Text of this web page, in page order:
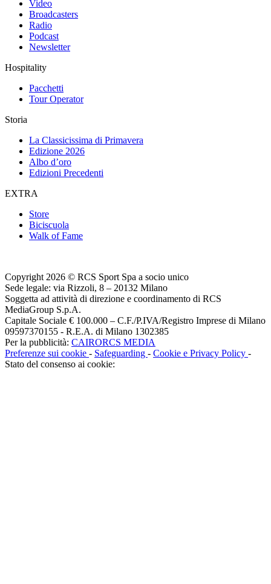
Video
Broadcasters
Radio
Podcast
Newsletter
Hospitality
Pacchetti
Tour Operator
Storia
La Classicissima di Primavera
Edizione 2026
Albo d’oro
Edizioni Precedenti
EXTRA
Store
Biciscuola
Walk of Fame
Copyright 2026 © RCS Sport Spa a socio unico
Sede legale: via Rizzoli, 8 – 20132 Milano
Soggetta ad attività di direzione e coordinamento di RCS
MediaGroup S.p.A.
Capitale Sociale € 100.000 – C.F./P.IVA/Registro Imprese di Milano
09597370155 - R.E.A. di Milano 1302385
Per la pubblicità: CAIRORCS MEDIA
Preferenze sui cookie - Safeguarding - Cookie e Privacy Policy -
Stato del consenso ai cookie: